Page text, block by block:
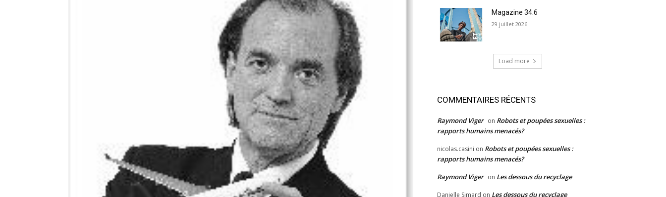
Magazine 34.6
29 juillet 2026
Load more
COMMENTAIRES RÉCENTS
Raymond Viger on Robots et poupées sexuelles :
rapports humains menacés?
nicolas.casini on Robots et poupées sexuelles :
rapports humains menacés?
Raymond Viger on Les dessous du recyclage
Danielle Simard on Les dessous du recyclage